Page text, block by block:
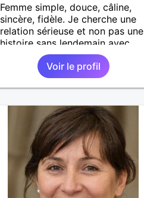
Femme simple, douce, câline,
sincère, fidèle. Je cherche une
relation sérieuse et non pas une
histoire sans lendemain avec
une personne qui sache ce qu'il
Voir le profil